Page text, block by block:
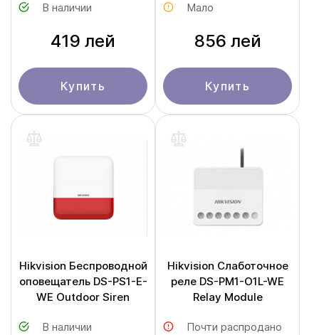
В наличии
419 лей
Купить
Мало
856 лей
Купить
Hikvision Беспроводной
оповещатель DS-PS1-E-
WE Outdoor Siren
В наличии
Hikvision Слаботочное
реле DS-PM1-O1L-WE
Relay Module
Почти распродано